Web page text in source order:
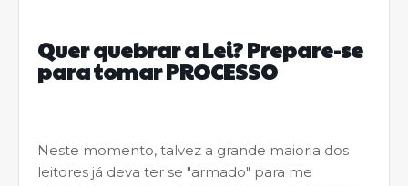
Quer quebrar a Lei? Prepare-se
para tomar PROCESSO
Neste momento, talvez a grande maioria dos
leitores já deva ter se "armado" para me